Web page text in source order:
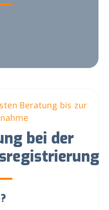
Beratung bis zur
bei der